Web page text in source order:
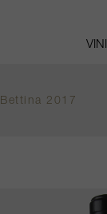
VINI
Bettina 2017